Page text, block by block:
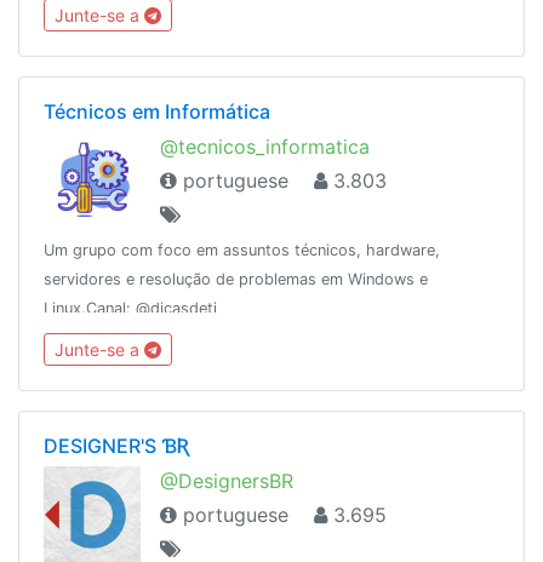
do grupo: https://telegra.ph/Regras-DicasChat-10-
05Conheça também o podcast @DicasTeleCast! 😉
Junte-se a
Técnicos em Informática
@tecnicos_informatica
portuguese
3.803
Um grupo com foco em assuntos técnicos, hardware,
servidores e resolução de problemas em Windows e
Linux.Canal: @dicasdeti
Junte-se a
DESIGNER'S ƁƦ
@DesignersBR
portuguese
3.695